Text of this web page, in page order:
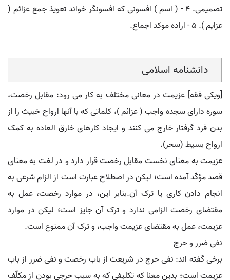
تصمیمی. ۴ - ( اسم ) افسونی که افسونگر خواند تعویذ جمع عزائم (
عزایم ). ۵ - اراده موکد اجماع.
دانشنامه اسلامی
[ویکی فقه] عزیمت در معانی مختلف به کار می رود: مقابل رخصت،
سوره دارای سجده واجب ( عزائم )، کلماتی که با آنها ارواح خبیث را از
بدن فرد گرفتار خارج می کنند و ایجاد کارهای خارق العاده به کمک
ارواح بسیط (سحر).
عزیمت به معنای نخست مقابل رخصت قرار دارد و در لغت به معنای
قصد مؤکّد آمده است؛ لیکن در اصطلاح عبارت است از الزام شرعی به
انجام دادن کاری یا ترک آن.بنابر این، در موارد رخصت، عمل به
مقتضای رخصت الزامی ندارد و ترک آن جایز است؛ لیکن در موارد
عزیمت، عمل به مقتضای عزیمت واجب، و ترک آن ممنوع است.
نفی ضرر و حرج
برخی گفته اند: نفی حرج در شریعت از باب رخصت و نفی ضرر از باب
عزیمت است؛ بدین معنا که تکلیفی که به سبب حرجی بودن از مکلّف